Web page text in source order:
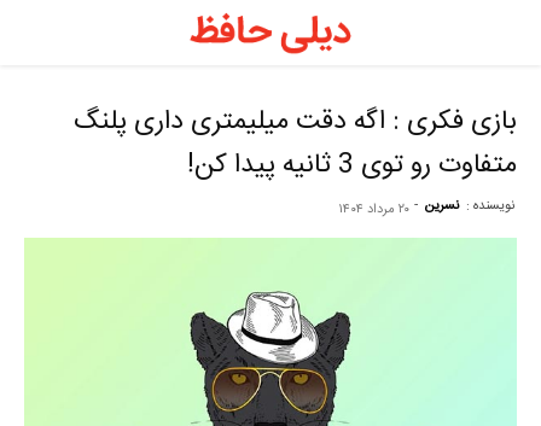
بازی فکری : اگه دقت میلیمتری داری پلنگ
متفاوت رو توی 3 ثانیه پیدا کن!
نویسنده : نسرین - ۲۰ مرداد ۱۴۰۴